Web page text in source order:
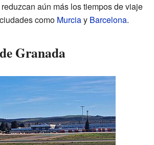
aún más los tiempos de viaje
como Murciay Barcelona.
Granada